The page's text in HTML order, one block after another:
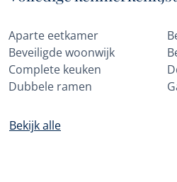
Aparte eetkamer
Beveiligde woonwijk
Complete keuken
Dubbele ramen
Bekijk alle